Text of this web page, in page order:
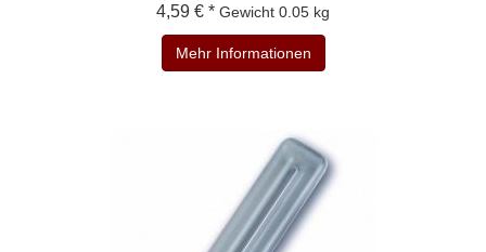
4,59 € * Gewicht 0.05 kg
Mehr Informationen